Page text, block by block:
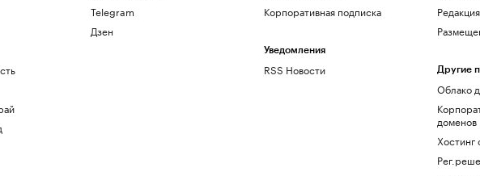
Telegram
Дзен
Корпоративная подписка
Уведомления
RSS Новости
Редакция
Другие
Облако
доменов
Хостинг